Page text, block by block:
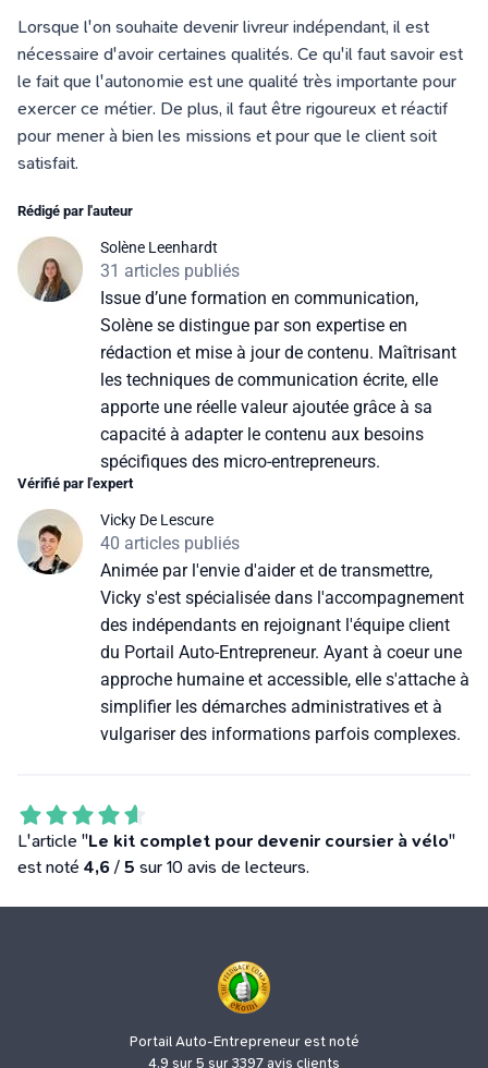
Lorsque l'on souhaite devenir livreur indépendant, il est
nécessaire d'avoir certaines qualités. Ce qu'il faut savoir est
le fait que l'autonomie est une qualité très importante pour
exercer ce métier. De plus, il faut être rigoureux et réactif
pour mener à bien les missions et pour que le client soit
satisfait.
Rédigé par l'auteur
Solène Leenhardt
31 articles publiés
Issue d’une formation en communication,
Solène se distingue par son expertise en
rédaction et mise à jour de contenu. Maîtrisant
les techniques de communication écrite, elle
apporte une réelle valeur ajoutée grâce à sa
capacité à adapter le contenu aux besoins
spécifiques des micro-entrepreneurs.
Vérifié par l'expert
Vicky De Lescure
40 articles publiés
Animée par l'envie d'aider et de transmettre,
Vicky s'est spécialisée dans l'accompagnement
des indépendants en rejoignant l'équipe client
du Portail Auto-Entrepreneur. Ayant à coeur une
approche humaine et accessible, elle s'attache à
simplifier les démarches administratives et à
vulgariser des informations parfois complexes.
L'article "Le kit complet pour devenir coursier à vélo"
est noté 4,6 / 5 sur 10 avis de lecteurs.
Portail Auto-Entrepreneur est noté
4.9 sur 5 sur 3397 avis clients